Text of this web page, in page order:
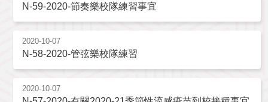
N-59-2020-節奏樂校隊練習事宜
2020-10-07
N-58-2020-管弦樂校隊練習
2020-10-07